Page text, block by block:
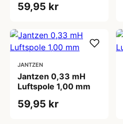
59,95 kr
JANTZEN
Jantzen 0,33 mH
Luftspole 1,00 mm
59,95 kr